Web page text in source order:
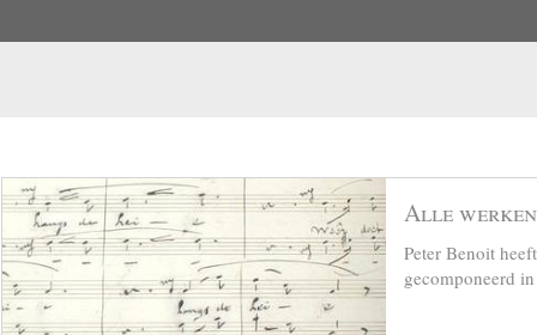
Alle werken
Peter Benoit
gecomponeerd